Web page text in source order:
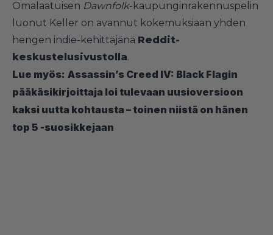
Omalaatuisen Dawnfolk-kaupunginrakennuspelin
luonut Keller on avannut kokemuksiaan yhden
hengen indie-kehittäjänä Reddit-
keskustelusivustolla.
Lue myös: Assassin’s Creed IV: Black Flagin
pääkäsikirjoittaja loi tulevaan uusioversioon
kaksi uutta kohtausta – toinen niistä on hänen
top 5 -suosikkejaan